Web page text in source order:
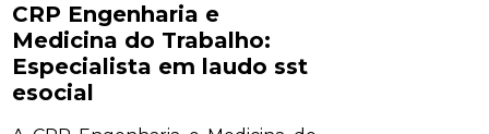
CRP Engenharia e
Medicina do Trabalho:
Especialista em laudo sst
esocial